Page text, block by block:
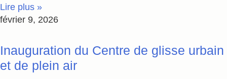
Lire plus »
février 9, 2026
Inauguration du Centre de glisse urbain
et de plein air